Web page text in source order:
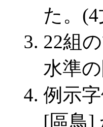
た。
22組
水準
例示
[區鳥]